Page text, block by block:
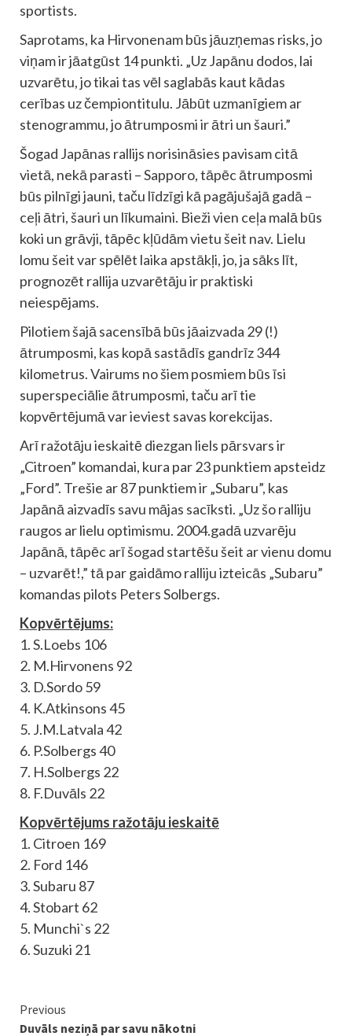
sportists.
Saprotams, ka Hirvonenam būs jāuzņemas risks, jo
viņam ir jāatgūst 14 punkti. „Uz Japānu dodos, lai
uzvarētu, jo tikai tas vēl saglabās kaut kādas
cerības uz čempiontitulu. Jābūt uzmanīgiem ar
stenogrammu, jo ātrumposmi ir ātri un šauri.”
Šogad Japānas rallijs norisināsies pavisam citā
vietā, nekā parasti – Sapporo, tāpēc ātrumposmi
būs pilnīgi jauni, taču līdzīgi kā pagājušajā gadā –
ceļi ātri, šauri un līkumaini. Bieži vien ceļa malā būs
koki un grāvji, tāpēc kļūdām vietu šeit nav. Lielu
lomu šeit var spēlēt laika apstākļi, jo, ja sāks līt,
prognozēt rallija uzvarētāju ir praktiski
neiespējams.
Pilotiem šajā sacensībā būs jāaizvada 29 (!)
ātrumposmi, kas kopā sastādīs gandrīz 344
kilometrus. Vairums no šiem posmiem būs īsi
superspeciālie ātrumposmi, taču arī tie
kopvērtējumā var ieviest savas korekcijas.
Arī ražotāju ieskaitē diezgan liels pārsvars ir
„Citroen” komandai, kura par 23 punktiem apsteidz
„Ford”. Trešie ar 87 punktiem ir „Subaru”, kas
Japānā aizvadīs savu mājas sacīksti. „Uz šo ralliju
raugos ar lielu optimismu. 2004.gadā uzvarēju
Japānā, tāpēc arī šogad startēšu šeit ar vienu domu
– uzvarēt!,” tā par gaidāmo ralliju izteicās „Subaru”
komandas pilots Peters Solbergs.
Kopvērtējums:
1. S.Loebs 106
2. M.Hirvonens 92
3. D.Sordo 59
4. K.Atkinsons 45
5. J.M.Latvala 42
6. P.Solbergs 40
7. H.Solbergs 22
8. F.Duvāls 22
Kopvērtējums ražotāju ieskaitē
1. Citroen 169
2. Ford 146
3. Subaru 87
4. Stobart 62
5. Munchi`s 22
6. Suzuki 21
Continue
Previous
Duvāls neziņā par savu nākotni